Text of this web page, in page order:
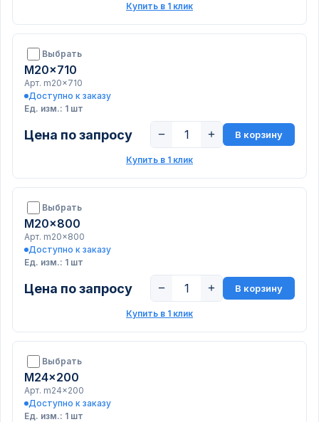
Купить в 1 клик
Выбрать
M20x710
Арт. m20x710
Доступно к заказу
Ед. изм.: 1 шт
Цена по запросу − + В корзину
Купить в 1 клик
Выбрать
M20x800
Арт. m20x800
Доступно к заказу
Ед. изм.: 1 шт
Цена по запросу − + В корзину
Купить в 1 клик
Выбрать
M24x200
Арт. m24x200
Доступно к заказу
Ед. изм.: 1 шт